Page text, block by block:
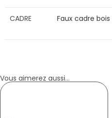
CADRE Faux cadre bois
Vous aimerez aussi...